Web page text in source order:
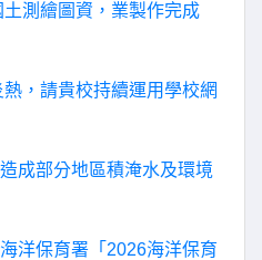
測繪圖資，業製作完成
，請貴校持續運用學校網
成部分地區積淹水及環境
洋保育署「2026海洋保育